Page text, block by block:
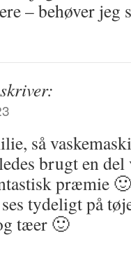
– behøver jeg
skriver:
så
brugt en del
præmie
tydeligt på
tæer 🙂